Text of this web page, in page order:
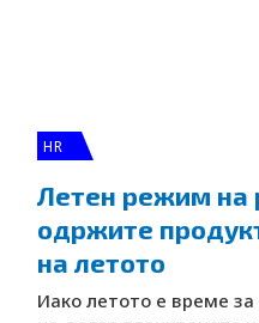
HR
Летен режим на
одржите
на летото
Иако летото е време